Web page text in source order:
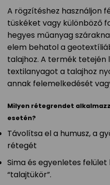
A rögzítéshez használjon
tüskéket vagy különböző
hegyes műanyag
elem behatol a
talajhoz. A termék tetején
textilanyagot a talajhoz
annak felemelkedését
Milyen rétegrendet
esetén?
Távolítsa el a humusz, a
rétegét
Sima és egyenletes
“talajtükör”.